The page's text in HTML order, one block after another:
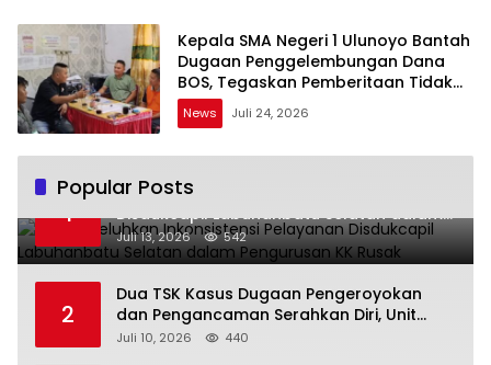
Kepala SMA Negeri 1 Ulunoyo Bantah
Dugaan Penggelembungan Dana
BOS, Tegaskan Pemberitaan Tidak
Benar
News Juli 24, 2026
Popular Posts
1
Warga Keluhkan Inkonsistensi Pelayanan
Disdukcapil Labuhanbatu Selatan dalam
Pengurusan KK Rusak
Juli 13, 2026 542
2
Dua TSK Kasus Dugaan Pengeroyokan
dan Pengancaman Serahkan Diri, Unit
Reskrim Polsek Lolowau Tuntaskan
Juli 10, 2026 440